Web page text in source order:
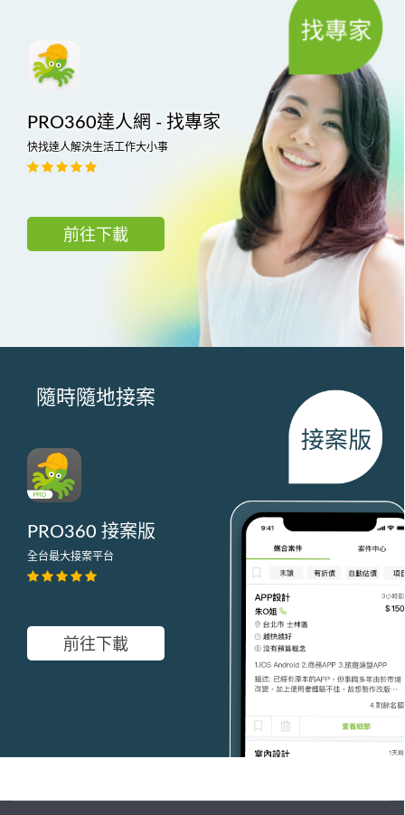
PRO360達人網 - 找專家
快找達人解決生活工作大小事
前往下載
隨時隨地接案
PRO360 接案版
全台最大接案平台
前往下載